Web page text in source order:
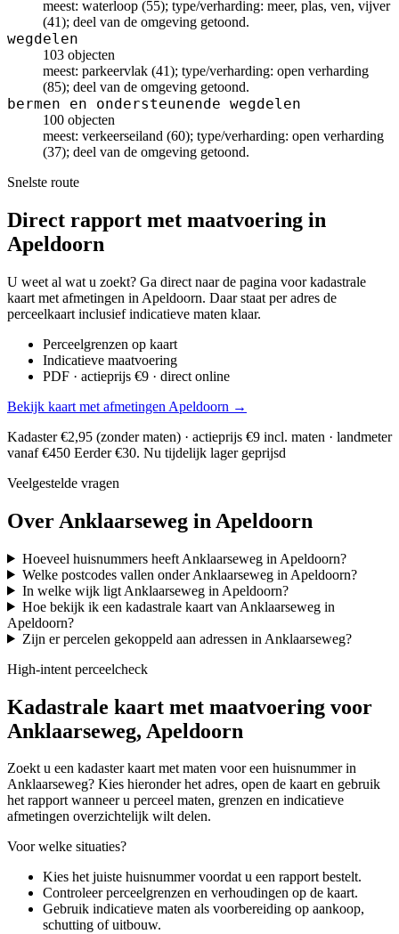
meest: waterloop (55); type/verharding: meer, plas, ven, vijver
(41); deel van de omgeving getoond.
wegdelen
103 objecten
meest: parkeervlak (41); type/verharding: open verharding
(85); deel van de omgeving getoond.
bermen en ondersteunende wegdelen
100 objecten
meest: verkeerseiland (60); type/verharding: open verharding
(37); deel van de omgeving getoond.
Snelste route
Direct rapport met maatvoering in
Apeldoorn
U weet al wat u zoekt? Ga direct naar de pagina voor kadastrale
kaart met afmetingen in Apeldoorn. Daar staat per adres de
perceelkaart inclusief indicatieve maten klaar.
Perceelgrenzen op kaart
Indicatieve maatvoering
PDF · actieprijs €9 · direct online
Bekijk kaart met afmetingen Apeldoorn →
Kadaster €2,95 (zonder maten) · actieprijs €9 incl. maten · landmeter
vanaf €450 Eerder €30. Nu tijdelijk lager geprijsd
Veelgestelde vragen
Over Anklaarseweg in Apeldoorn
Hoeveel huisnummers heeft Anklaarseweg in Apeldoorn?
Welke postcodes vallen onder Anklaarseweg in Apeldoorn?
In welke wijk ligt Anklaarseweg in Apeldoorn?
Hoe bekijk ik een kadastrale kaart van Anklaarseweg in
Apeldoorn?
Zijn er percelen gekoppeld aan adressen in Anklaarseweg?
High-intent perceelcheck
Kadastrale kaart met maatvoering voor
Anklaarseweg, Apeldoorn
Zoekt u een kadaster kaart met maten voor een huisnummer in
Anklaarseweg? Kies hieronder het adres, open de kaart en gebruik
het rapport wanneer u perceel maten, grenzen en indicatieve
afmetingen overzichtelijk wilt delen.
Voor welke situaties?
Kies het juiste huisnummer voordat u een rapport bestelt.
Controleer perceelgrenzen en verhoudingen op de kaart.
Gebruik indicatieve maten als voorbereiding op aankoop,
schutting of uitbouw.